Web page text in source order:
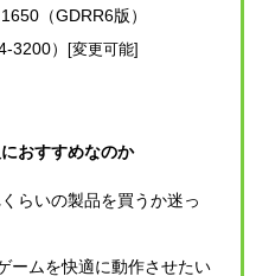
（GDRR6版）
3200）
[変更可能]
おすすめなのか
らいの製品を買うか迷っ
ームを快適に動作させたい